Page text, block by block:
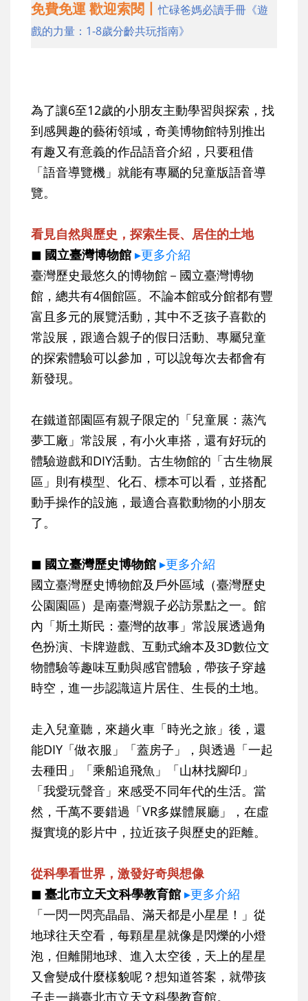
免費免運 歡迎索閱丨忙碌爸媽必讀手冊《遊
戲的力量：1-8歲分齡共玩指南》
為了讓6至12歲的小朋友主動學習與探索，找
到感興趣的藝術領域，奇美博物館特別推出
有趣又有意義的作品語音介紹，只要租借
「語音導覽機」就能有專屬的兒童版語音導
覽。
看見自然與歷史，探索生長、居住的土地
◼ 國立臺灣博物館 ▸更多介紹
臺灣歷史最悠久的博物館－國立臺灣博物
館，總共有4個館區。不論本館或分館都有豐
富且多元的展覽活動，其中不乏孩子喜歡的
常設展，跟適合親子的假日活動、專屬兒童
的探索體驗可以參加，可以說每次去都會有
新發現。
在鐵道部園區有親子限定的「兒童展：蒸汽
夢工廠」常設展，有小火車搭，還有好玩的
體驗遊戲和DIY活動。古生物館的「古生物展
區」則有模型、化石、標本可以看，並搭配
動手操作的設施，最適合喜歡動物的小朋友
了。
◼ 國立臺灣歷史博物館 ▸更多介紹
國立臺灣歷史博物館及戶外區域（臺灣歷史
公園園區）是南臺灣親子必訪景點之一。館
內「斯土斯民：臺灣的故事」常設展透過角
色扮演、卡牌遊戲、互動式繪本及3D數位文
物體驗等趣味互動與感官體驗，帶孩子穿越
時空，進一步認識這片居住、生長的土地。
走入兒童聽，來趟火車「時光之旅」後，還
能DIY「做衣服」「蓋房子」，與透過「一起
去種田」「乘船追飛魚」「山林找腳印」
「我愛玩聲音」來感受不同年代的生活。當
然，千萬不要錯過「VR多媒體展廳」，在虛
擬實境的影片中，拉近孩子與歷史的距離。
從科學看世界，激發好奇與想像
◼ 臺北市立天文科學教育館 ▸更多介紹
「一閃一閃亮晶晶、滿天都是小星星！」從
地球往天空看，每顆星星就像是閃爍的小燈
泡，但離開地球、進入太空後，天上的星星
又會變成什麼樣貌呢？想知道答案，就帶孩
子走一趟臺北市立天文科學教育館。